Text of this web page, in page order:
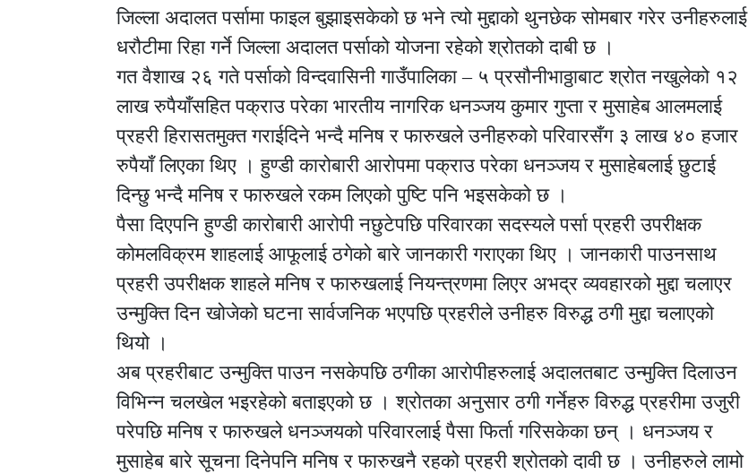
जिल्ला अदालत पर्सामा फाइल बुझाइसकेको छ भने त्यो मुद्दाको थुनछेक सोमबार गरेर उनीहरुलाई
धरौटीमा रिहा गर्ने जिल्ला अदालत पर्साको योजना रहेको श्रोतको दाबी छ ।
गत वैशाख २६ गते पर्साको विन्दवासिनी गाउँपालिका – ५ प्रसौनीभाठ्ठाबाट श्रोत नखुलेको १२
लाख रुपैयाँसहित पक्राउ परेका भारतीय नागरिक धनञ्जय कुमार गुप्ता र मुसाहेब आलमलाई
प्रहरी हिरासतमुक्त गराईदिने भन्दै मनिष र फारुखले उनीहरुको परिवारसँग ३ लाख ४० हजार
रुपैयाँ लिएका थिए । हुण्डी कारोबारी आरोपमा पक्राउ परेका धनञ्जय र मुसाहेबलाई छुटाई
दिन्छु भन्दै मनिष र फारुखले रकम लिएको पुष्टि पनि भइसकेको छ ।
पैसा दिएपनि हुण्डी कारोबारी आरोपी नछुटेपछि परिवारका सदस्यले पर्सा प्रहरी उपरीक्षक
कोमलविक्रम शाहलाई आफूलाई ठगेको बारे जानकारी गराएका थिए । जानकारी पाउनसाथ
प्रहरी उपरीक्षक शाहले मनिष र फारुखलाई नियन्त्रणमा लिएर अभद्र व्यवहारको मुद्दा चलाएर
उन्मुक्ति दिन खोजेको घटना सार्वजनिक भएपछि प्रहरीले उनीहरु विरुद्ध ठगी मुद्दा चलाएको
थियो ।
अब प्रहरीबाट उन्मुक्ति पाउन नसकेपछि ठगीका आरोपीहरुलाई अदालतबाट उन्मुक्ति दिलाउन
विभिन्न चलखेल भइरहेको बताइएको छ । श्रोतका अनुसार ठगी गर्नेहरु विरुद्ध प्रहरीमा उजुरी
परेपछि मनिष र फारुखले धनञ्जयको परिवारलाई पैसा फिर्ता गरिसकेका छन् । धनञ्जय र
मुसाहेब बारे सूचना दिनेपनि मनिष र फारुखनै रहको प्रहरी श्रोतको दावी छ । उनीहरुले लामो